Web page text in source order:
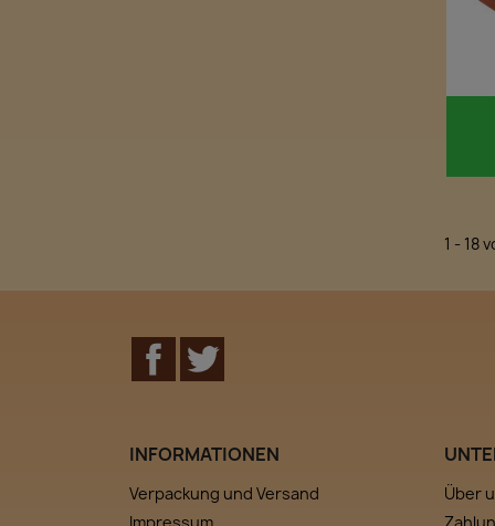
1 - 18
Facebook
INFORMATIONEN
Verpackung und Versand
Über